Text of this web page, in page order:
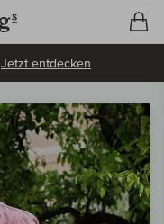
Jetzt entdecken